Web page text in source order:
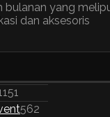
bulanan yang
dan aksesoris
562